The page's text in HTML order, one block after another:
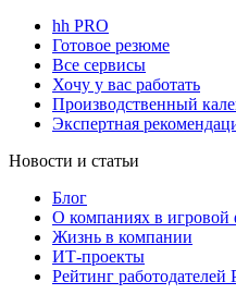
hh PRO
Готовое резюме
Все сервисы
Хочу у вас работать
Производственный
Экспертная
Новости и статьи
Блог
О компаниях в игровой
Жизнь в компании
ИТ-проекты
Рейтинг работодателей